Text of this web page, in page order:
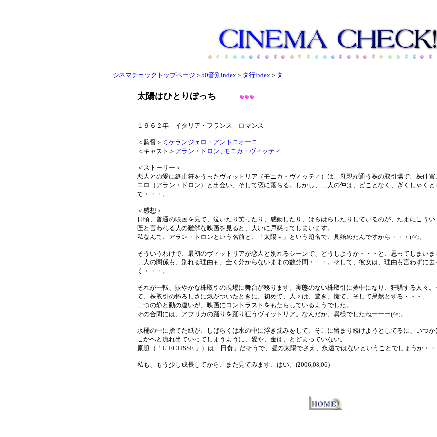
シネマチェックトップページ ＞ 50音別index ＞ タ行index ＞ タ
太陽はひとりぼっち
１９６２年 イタリア・フランス ロマンス
＜監督＞ ミケランジェロ・アントニオーニ
＜キャスト＞ アラン・ドロン , モニカ・ヴィッティ
＜ストーリー＞
恋人との愛に終止符をうったヴィットリア（モニカ・ヴィッティ）は、母親が通う株の取引場で、株仲買
エロ（アラン・ドロン）と出会い、そして恋に落ちる。しかし、二人の仲は、どことなく、ぎくしゃくと
て・・・。
＜感想＞
日頃、普通の映画を見て、泣いたり笑ったり、感動したり、はらはらしたりしているのが、たまにこうい
匠と言われる人の難解な映画を見ると、大いに戸惑ってしまいます。
私なんて、アラン・ドロンという名前と、「太陽～」という題名で、見始めたんですから・・・(^^;。
そういうわけで、最初のヴィットリアが恋人と別れるシーンで、どうしようか・・・と、思ってしまいま
二人の関係も、別れる理由も、全く分からないままの数分間・・・。そして、彼女は、理由も言わずに去
く・・・。
それが一転、賑やかな株取引の現場に舞台が移ります。実態のない株取引に夢中になり、狂騒する人々。
て、株取引の怖ろしさに気がついたときに、初めて、人々は、驚き、慌て、そして呆然とする・・・。
二つの静と動の違いが、映画にコントラストをもたらしているようでした。
その合間には、アフリカの踊りを踊り狂うヴィットリア。なんだか、異様でしたねーーー(^^;。
水桶の中に捨てた紙が、しばらくは水の中に浮き沈みをして、そこに留まり続けようとしてるに、いつか
こかへと流れ出ていってしまうように、愛や、金は、とどまっていない。
原題（「L' ECLISSE 」）は「日食」だそうで、昼の太陽でさえ、永遠ではないということでしょうか・・
私も、もう少し成長してから、また見てみます、はい。(2006,08,06)